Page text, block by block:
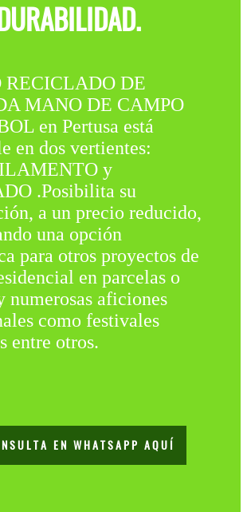
RECICLADO DE
MANO DE CAMPO
en Pertusa está
en dos vertientes:
y
.Posibilita su
a un precio reducido,
una opción
para otros proyectos de
en parcelas o
numerosas aficiones
como festivales
entre otros.
EN WHATSAPP AQUÍ